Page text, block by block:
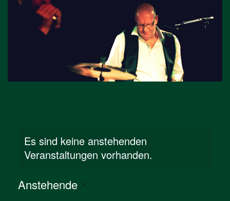
Es sind keine anstehenden
Veranstaltungen vorhanden.
Anstehende